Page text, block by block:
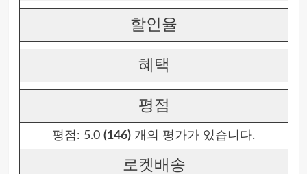
할인율
혜택
평점
평점: 5.0 (146) 개의 평가가 있습니다.
로켓배송